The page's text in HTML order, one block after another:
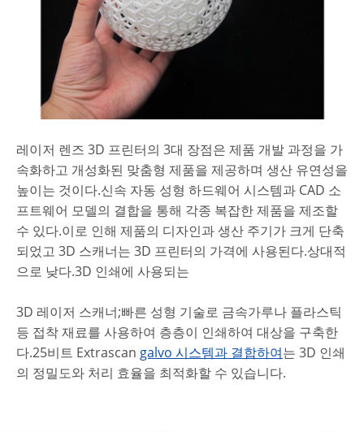
레이저 렌즈 3D 프린터의 3대 장점은 제품 개발 과정을 가
속화하고 개성화된 맞춤형 제품을 제공하며 생산 유연성을
높이는 것이다.신속 자동 성형 하드웨어 시스템과 CAD 소
프트웨어 모델의 결합을 통해 각종 복잡한 제품을 제조할
수 있다.이로 인해 제품의 디자인과 생산 주기가 크게 단축
되었고 3D 스캐너는 3D 프린터의 가격에 사용된다.상대적
으로 낮다.3D 인쇄에 사용되는
3D 레이저 스캐너;빠른 성형 기술로 금속가루나 플라스틱
등 접착 재료를 사용하여 층층이 인쇄하여 대상을 구축한
다.25비트 Extrascan galvo 시스템과 결합하여는 3D 인쇄
의 정밀도와 처리 효율을 최적화할 수 있습니다.